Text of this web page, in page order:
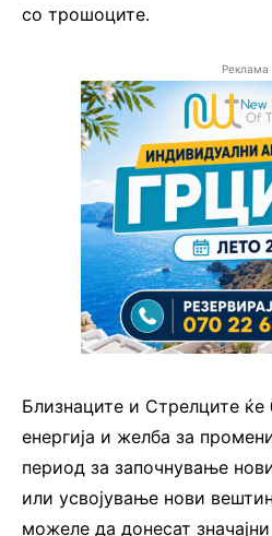
со трошоците.
Реклама
Близнаците и Стрелците ќе
енергија и желба за
период за започнување
или усвојување нови
можеле да донесат